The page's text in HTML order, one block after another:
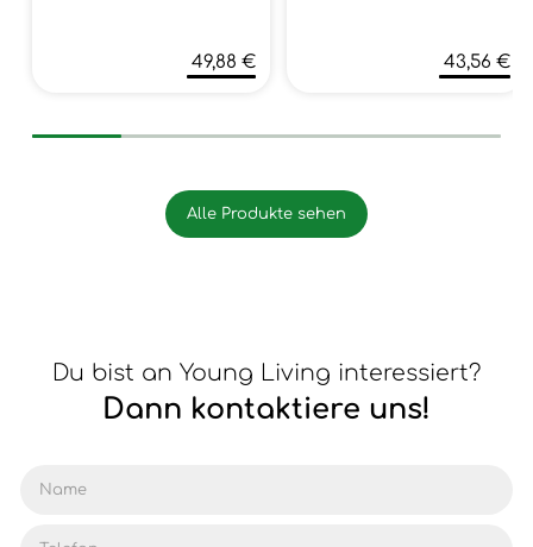
49,88 € 43,56 €
Alle Produkte sehen
Du bist an Young Living interessiert?
Dann kontaktiere uns!